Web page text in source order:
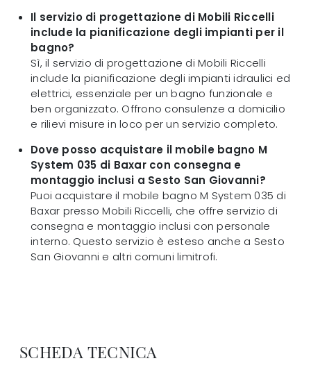
Il servizio di progettazione di Mobili Riccelli
include la pianificazione degli impianti per il
bagno?
Sì, il servizio di progettazione di Mobili Riccelli
include la pianificazione degli impianti idraulici ed
elettrici, essenziale per un bagno funzionale e
ben organizzato. Offrono consulenze a domicilio
e rilievi misure in loco per un servizio completo.
Dove posso acquistare il mobile bagno M
System 035 di Baxar con consegna e
montaggio inclusi a Sesto San Giovanni?
Puoi acquistare il mobile bagno M System 035 di
Baxar presso Mobili Riccelli, che offre servizio di
consegna e montaggio inclusi con personale
interno. Questo servizio è esteso anche a Sesto
San Giovanni e altri comuni limitrofi.
SCHEDA TECNICA